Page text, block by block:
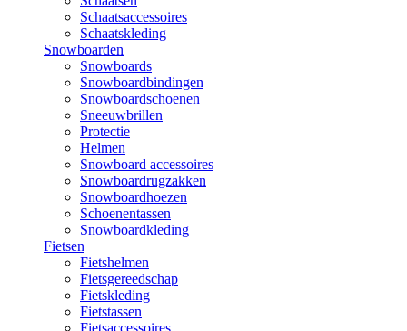
Schaatsaccessoires
Schaatskleding
Snowboarden
Snowboards
Snowboardbindingen
Snowboardschoenen
Sneeuwbrillen
Protectie
Helmen
Snowboard accessoires
Snowboardrugzakken
Snowboardhoezen
Schoenentassen
Snowboardkleding
Fietsen
Fietshelmen
Fietsgereedschap
Fietskleding
Fietstassen
Fietsaccessoires